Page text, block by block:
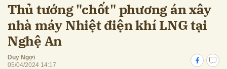
Thủ tướng "chốt" phương án xây
nhà máy Nhiệt điện khí LNG tại
Nghệ An
Duy Ngợi
05/04/2024 14:17
Hủy